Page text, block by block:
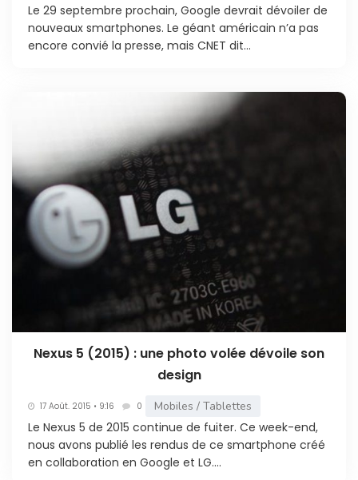
Le 29 septembre prochain, Google devrait dévoiler de
nouveaux smartphones. Le géant américain n’a pas
encore convié la presse, mais CNET dit...
Nexus 5 (2015) : une photo volée dévoile son
design
17 Août. 2015 • 9:16 0 Mobiles / Tablettes
Le Nexus 5 de 2015 continue de fuiter. Ce week-end,
nous avons publié les rendus de ce smartphone créé
en collaboration en Google et LG....